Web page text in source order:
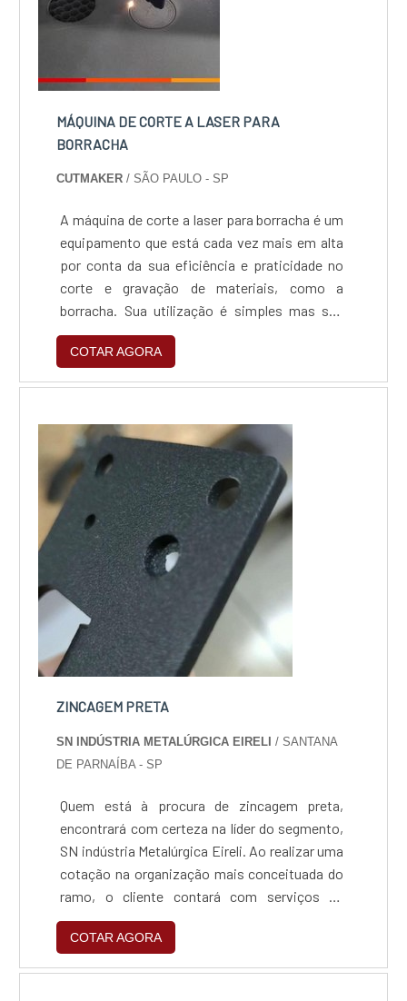
MÁQUINA DE CORTE A LASER PARA
BORRACHA
CUTMAKER/ SÃO PAULO - SP
A máquina de corte a laser para borracha é um
equipamento que está cada vez mais em alta
por conta da sua eficiência e praticidade no
corte e gravação de materiais, como a
borracha. Sua utilização é simples mas sua
funcionalidade é um tanto complexa, o que
impacta durante a escolha em que é preciso
que se compreenda alguns parâmetros para
negócio.Principais pontos positivos do
materialCom a máquina...
COTAR AGORA
ZINCAGEM PRETA
SN INDÚSTRIA METALÚRGICA EIRELI/ SANTANA
DE PARNAÍBA - SP
Quem está à procura de zincagem preta,
encontrará com certeza na líder do segmento,
SN indústria Metalúrgica Eireli. Ao realizar uma
cotação na organização mais conceituada do
ramo, o cliente contará com serviços de
excelência e o suporte de especialistas para
sanar eventuais dúvidas.Quando o tema é
zincagem preta, com a SN indústria
COTAR AGORA